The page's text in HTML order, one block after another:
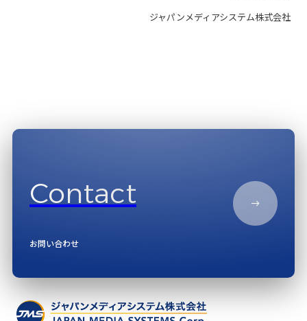
ジャパンメディアシステム株式会社
Contact
お問い合わせ